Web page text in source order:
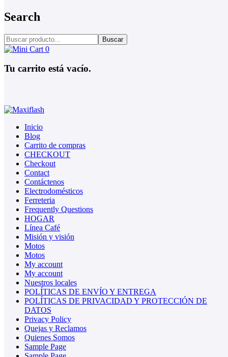
Search
Buscar
0
Tu carrito está vacío.
Inicio
Blog
Carrito de compras
CHECKOUT
Checkout
Contact
Contáctenos
Electrodomésticos
Ferreteria
Frequently Questions
HOGAR
Línea Café
Misión y visión
Motos
Motos
My account
My account
Nuestros locales
POLÍTICAS DE ENVÍO Y ENTREGA
POLÍTICAS DE PRIVACIDAD Y PROTECCIÓN DE
DATOS
Privacy Policy
Quejas y Reclamos
Quienes Somos
Sample Page